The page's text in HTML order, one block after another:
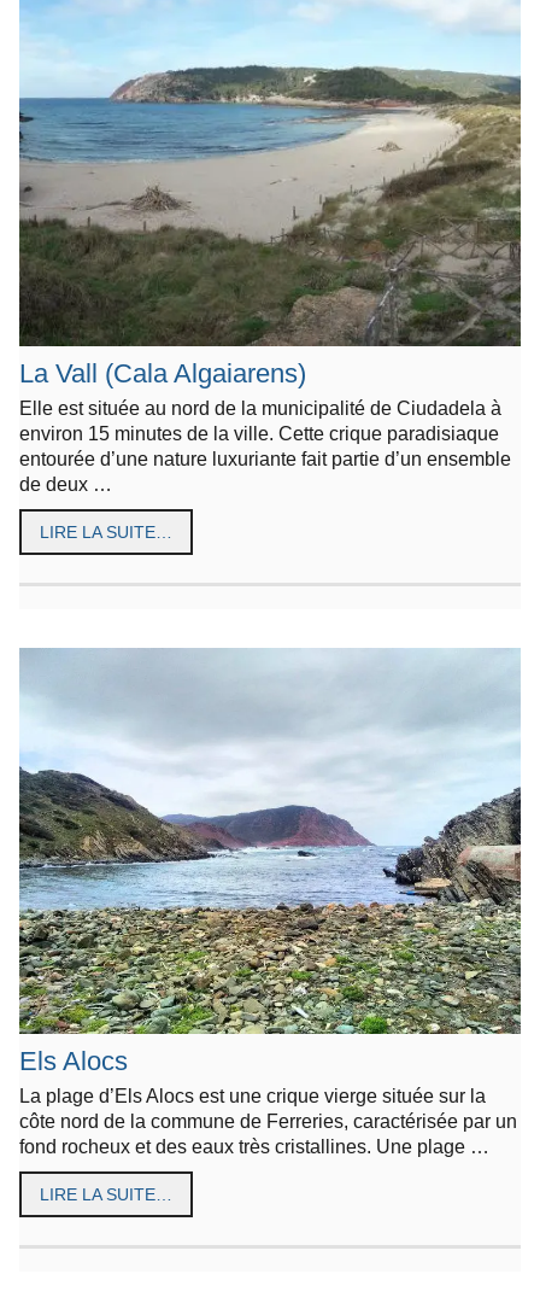
La Vall (Cala Algaiarens)
Elle est située au nord de la municipalité de Ciudadela à
environ 15 minutes de la ville. Cette crique paradisiaque
entourée d’une nature luxuriante fait partie d’un ensemble
de deux …
LIRE LA SUITE…
Els Alocs
La plage d’Els Alocs est une crique vierge située sur la
côte nord de la commune de Ferreries, caractérisée par un
fond rocheux et des eaux très cristallines. Une plage …
LIRE LA SUITE…